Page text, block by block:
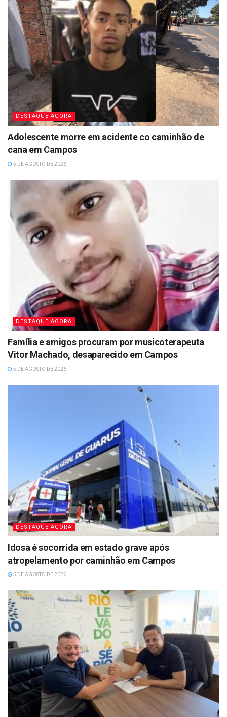
DESTAQUE AGORA
Adolescente morre em acidente co caminhão de
cana em Campos
5 DE AGOSTO DE 2026
DESTAQUE AGORA
Família e amigos procuram por musicoterapeuta
Vitor Machado, desaparecido em Campos
5 DE AGOSTO DE 2026
DESTAQUE AGORA
Idosa é socorrida em estado grave após
atropelamento por caminhão em Campos
5 DE AGOSTO DE 2026